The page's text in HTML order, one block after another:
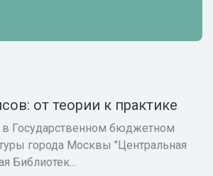
от теории к практике
в Государственном бюджетном
города Москвы "Центральная
Библиотек...